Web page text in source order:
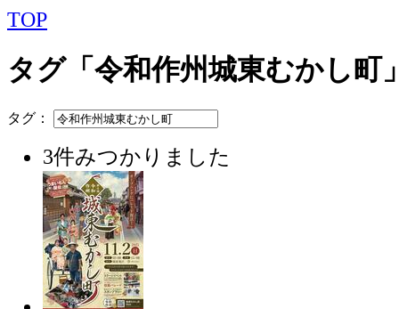
TOP
タグ「令和作州城東むかし町
タグ：
3件みつかりました